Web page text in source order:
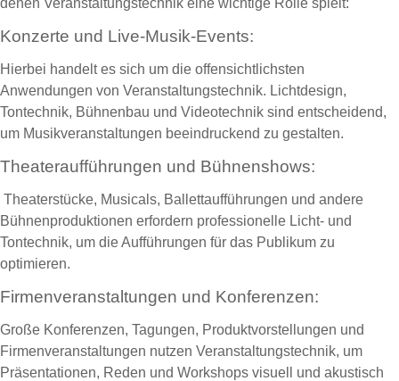
denen Veranstaltungstechnik eine wichtige Rolle spielt:
Konzerte und Live-Musik-Events:
Hierbei handelt es sich um die offensichtlichsten
Anwendungen von Veranstaltungstechnik. Lichtdesign,
Tontechnik, Bühnenbau und Videotechnik sind entscheidend,
um Musikveranstaltungen beeindruckend zu gestalten.
Theateraufführungen und Bühnenshows:
Theaterstücke, Musicals, Ballettaufführungen und andere
Bühnenproduktionen erfordern professionelle Licht- und
Tontechnik, um die Aufführungen für das Publikum zu
optimieren.
Firmenveranstaltungen und Konferenzen:
Große Konferenzen, Tagungen, Produktvorstellungen und
Firmenveranstaltungen nutzen Veranstaltungstechnik, um
Präsentationen, Reden und Workshops visuell und akustisch